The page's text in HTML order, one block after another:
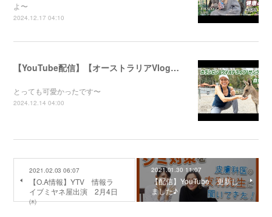
よ〜
2024.12.17 04:10
【YouTube配信】【オーストラリアVlog】自然公園で動物たちと触れ合ってきました〜
とっても可愛かったです〜
2024.12.14 04:00
2021.02.03 06:07
【O.A情報】YTV 情報ラ
イブミヤネ屋出演 2月4日
㈭
2021.01.30 11:07
【配信】YouTube 更新し
ました♪